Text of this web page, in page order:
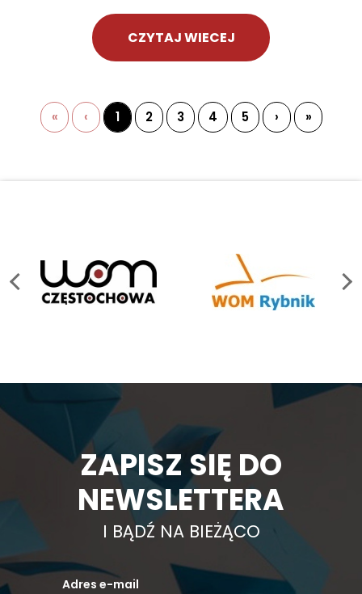
CZYTAJ WIECEJ
« ‹ 1 2 3 4 5 › »
ZAPISZ SIĘ DO
NEWSLETTERA
I BĄDŹ NA BIEŻĄCO
Adres e-mail